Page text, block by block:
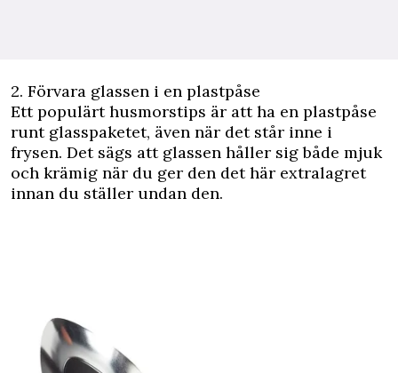
2. Förvara glassen i en plastpåse
Ett populärt husmorstips är att ha en plastpåse
runt glasspaketet, även när det står inne i
frysen. Det sägs att glassen håller sig både mjuk
och krämig när du ger den det här extralagret
innan du ställer undan den.